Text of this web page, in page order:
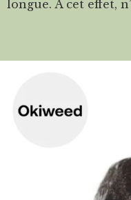
longue. À cet effet,